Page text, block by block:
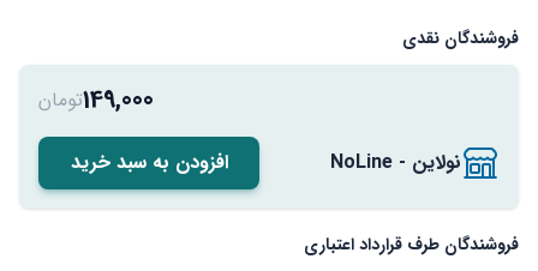
فروشندگان نقدی
نولاین - NoLine
149,000تومان
افزودن به سبد خرید
فروشندگان طرف قرارداد اعتباری